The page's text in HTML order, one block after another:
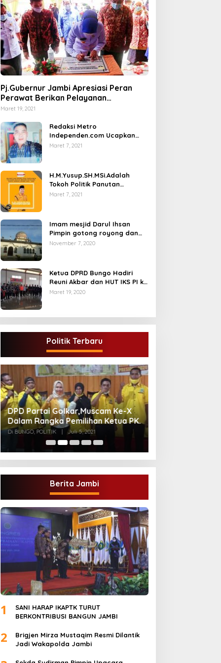
Pj.Gubernur Jambi Apresiasi Peran
Perawat Berikan Pelayanan
Kesehatan
Maret 19, 2021
Redaksi Metro
Independen.com Ucapkan
Ribuan Trimakasih Kepada
Maret 7, 2021
H.M.Yusup.SH.MSi.Adalah
Tokoh Politik Panutan
Bersosial Tinggi.
Maret 7, 2021
Imam mesjid Darul Ihsan
Pimpin gotong royong dan
rehab masjid di desa Tambun
November 7, 2020
Ketua DPRD Bungo Hadiri
Reuni Akbar dan HUT IKS PI ke
40
Maret 19, 2020
Politik Terbaru
DPD Partai Golkar,Muscam Ke-X
Dalam Rangka Pemilihan Ketua PK.
Di BUNGO, POLITIK Juli 5, 2021
Berita Jambi
1
SANI HARAP IKAPTK TURUT
BERKONTRIBUSI BANGUN JAMBI
2
Brigjen Mirza Mustaqim Resmi Dilantik
Jadi Wakapolda Jambi